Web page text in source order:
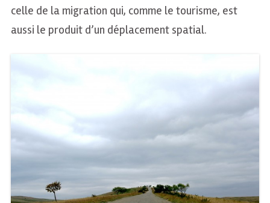
celle de la migration qui, comme le tourisme, est
aussi le produit d’un déplacement spatial.